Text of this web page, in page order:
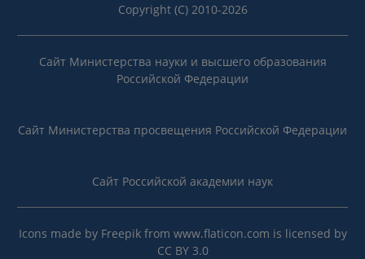
Copyright (C) 2010-2026
Сайт Министерства науки и высшего образования
Российской Федерации
Сайт Министерства просвещения Российской Федерации
Сайт Российской академии наук
Icons made by Freepikfrom www.flaticon.com is licensed by
CC BY 3.0